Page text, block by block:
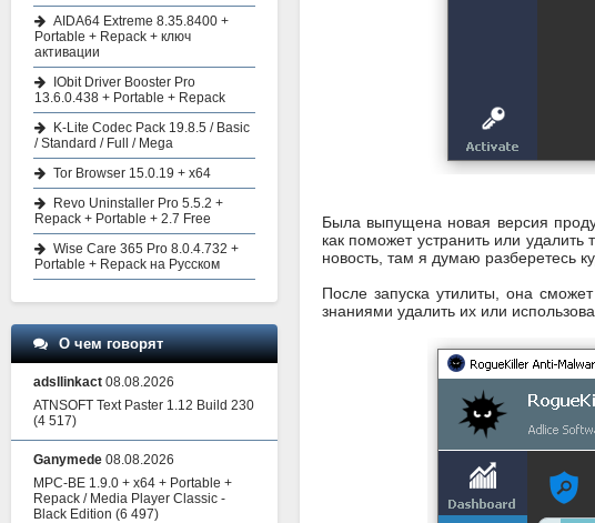
Была выпущена новая версия
как поможет устранить или
новость, там я думаю разберетесь
После запуска утилиты, она
знаниями удалить их или
AIDA64 Extreme 8.35.8400 +
Portable + Repack + ключ
активации
IObit Driver Booster Pro
13.6.0.438 + Portable + Repack
K-Lite Codec Pack 19.8.5 / Basic
/ Standard / Full / Mega
Tor Browser 15.0.19 + x64
Revo Uninstaller Pro 5.5.2 +
Repack + Portable + 2.7 Free
Wise Care 365 Pro 8.0.4.732 +
Portable + Repack на Русском
О чем говорят
adsllinkact 08.08.2026
ATNSOFT Text Paster 1.12 Build 230
(4 517)
Ganymede 08.08.2026
MPC-BE 1.9.0 + x64 + Portable +
Repack / Media Player Classic -
Black Edition (6 497)